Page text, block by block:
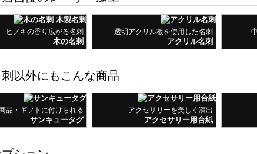
品・ギフトに付けられる
サンキュータグ
アクセサリーを美しく演出
アクセサリー用台紙